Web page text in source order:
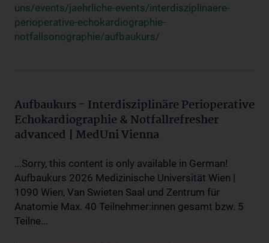
uns/events/jaehrliche-events/interdisziplinaere-
perioperative-echokardiographie-
notfallsonographie/aufbaukurs/
Aufbaukurs - Interdisziplinäre Perioperative
Echokardiographie & Notfallrefresher
advanced | MedUni Vienna
...Sorry, this content is only available in German!
Aufbaukurs 2026 Medizinische Universität Wien |
1090 Wien, Van Swieten Saal und Zentrum für
Anatomie Max. 40 Teilnehmer:innen gesamt bzw. 5
Teilne...